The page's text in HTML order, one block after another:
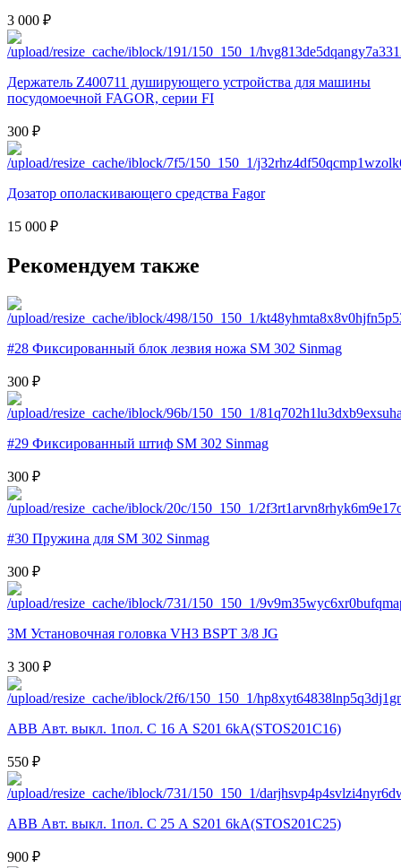
3 000 ₽
Держатель Z400711 душирующего устройства для машины
посудомоечной FAGOR, серии FI
300 ₽
Дозатор ополаскивающего средства Fagor
15 000 ₽
Рекомендуем также
#28 Фиксированный блок лезвия ножа SM 302 Sinmag
300 ₽
#29 Фиксированный штиф SM 302 Sinmag
300 ₽
#30 Пружина для SM 302 Sinmag
300 ₽
3M Установочная головка VH3 BSPT 3/8 JG
3 300 ₽
ABB Авт. выкл. 1пол. С 16 А S201 6kA(STOS201C16)
550 ₽
ABB Авт. выкл. 1пол. С 25 А S201 6kA(STOS201C25)
900 ₽